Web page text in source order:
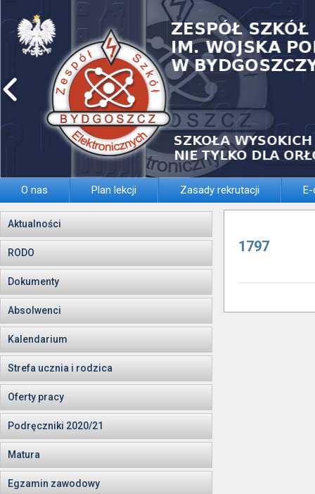
O nas Plan lekcji Zasady rekrutacji
Aktualności
RODO
Dokumenty
Absolwenci
Kalendarium
Strefa ucznia i rodzica
Oferty pracy
Podręczniki 2020/21
Matura
Egzamin zawodowy
1797